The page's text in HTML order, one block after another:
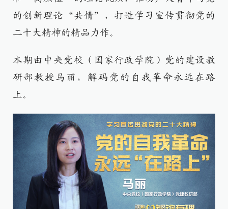
的创新理论“共情”，打造学习宣传贯彻党的
二十大精神的精品力作。
本期由中央党校（国家行政学院） 党的建设教
研部教授马丽 ，解码党的自我革命永远在路
上。